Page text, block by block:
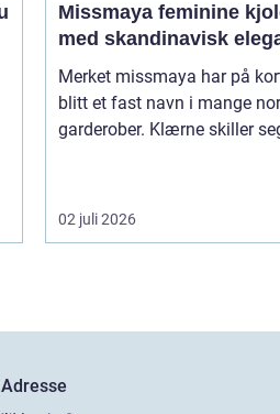
Missmaya feminine kjoler
med skandinavisk
Merket missmaya har på
blitt et fast navn i mange
garderober. Klærne skiller
02 juli 2026
Adresse